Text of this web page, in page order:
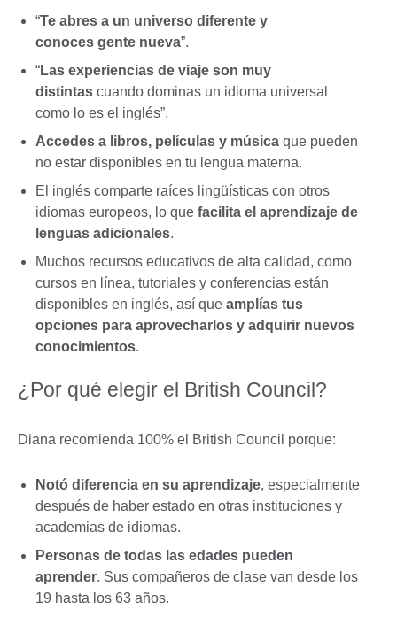
“Te abres a un universo diferente y
conoces gente nueva”.
“Las experiencias de viaje son muy
distintas cuando dominas un idioma universal
como lo es el inglés”.
Accedes a libros, películas y música que pueden
no estar disponibles en tu lengua materna.
El inglés comparte raíces lingüísticas con otros
idiomas europeos, lo que facilita el aprendizaje de
lenguas adicionales.
Muchos recursos educativos de alta calidad, como
cursos en línea, tutoriales y conferencias están
disponibles en inglés, así que amplías tus
opciones para aprovecharlos y adquirir nuevos
conocimientos.
¿Por qué elegir el British Council?
Diana recomienda 100% el British Council porque:
Notó diferencia en su aprendizaje, especialmente
después de haber estado en otras instituciones y
academias de idiomas.
Personas de todas las edades pueden
aprender. Sus compañeros de clase van desde los
19 hasta los 63 años.